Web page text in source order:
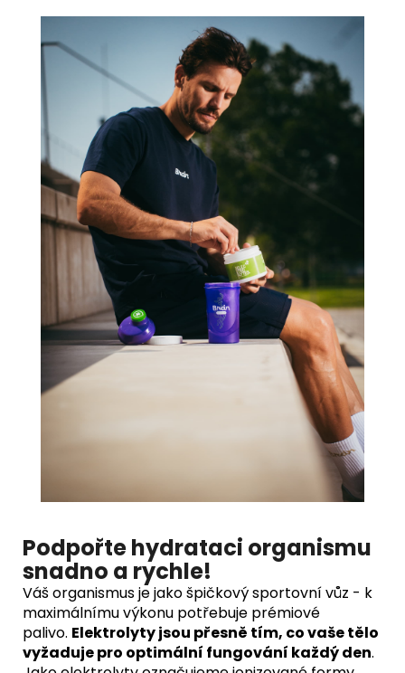
Podpořte hydrataci organismu
snadno a rychle!
Váš organismus je jako špičkový sportovní vůz - k
maximálnímu výkonu potřebuje prémiové
palivo. Elektrolyty jsou přesně tím, co vaše tělo
vyžaduje pro optimální fungování každý den.